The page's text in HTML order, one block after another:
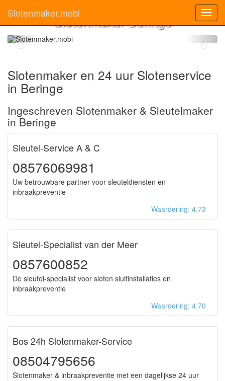
Slotenmaker.mobiSlotenmaker Beringe
Slotenmaker en 24 uur Slotenservice
in Beringe
Ingeschreven Slotenmaker & Sleutelmaker
in Beringe
Sleutel-Service A & C
08576069981
Uw betrouwbare partner voor sleuteldiensten en
inbraakpreventie
Waardering: 4.73
Sleutel-Specialist van der Meer
0857600852
De sleutel-specialist voor sloten sluitinstallaties en
inbraakpreventie
Waardering: 4.70
Bos 24h Slotenmaker-Service
08504795656
Slotenmaker & inbraakpreventie met een dagelijkse 24 uur